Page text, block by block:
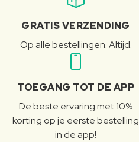
GRATIS VERZENDING
Op alle bestellingen. Altijd.
TOEGANG TOT DE APP
De beste ervaring met 10%
korting op je eerste bestelling
in de app!